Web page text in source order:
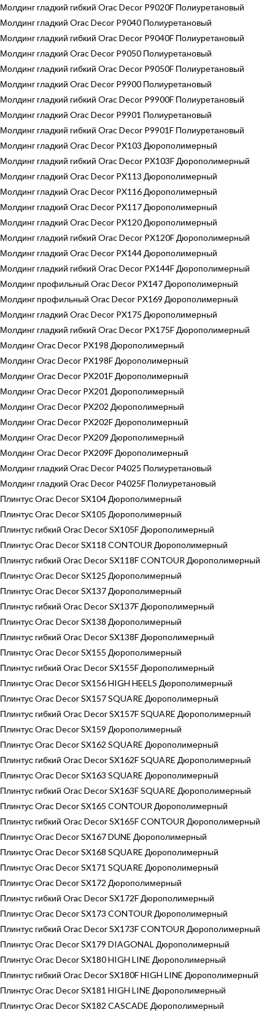
Молдинг гладкий гибкий Orac Decor P9020F Полиуретановый
Молдинг гладкий Orac Decor P9040 Полиуретановый
Молдинг гладкий гибкий Orac Decor P9040F Полиуретановый
Молдинг гладкий Orac Decor P9050 Полиуретановый
Молдинг гладкий гибкий Orac Decor P9050F Полиуретановый
Молдинг гладкий Orac Decor P9900 Полиуретановый
Молдинг гладкий гибкий Orac Decor P9900F Полиуретановый
Молдинг гладкий Orac Decor P9901 Полиуретановый
Молдинг гладкий гибкий Orac Decor P9901F Полиуретановый
Молдинг гладкий Orac Decor PX103 Дюрополимерный
Молдинг гладкий гибкий Orac Decor PX103F Дюрополимерный
Молдинг гладкий Orac Decor PX113 Дюрополимерный
Молдинг гладкий Orac Decor PX116 Дюрополимерный
Молдинг гладкий Orac Decor PX117 Дюрополимерный
Молдинг гладкий Orac Decor PX120 Дюрополимерный
Молдинг гладкий гибкий Orac Decor PX120F Дюрополимерный
Молдинг гладкий Orac Decor PX144 Дюрополимерный
Молдинг гладкий гибкий Orac Decor PX144F Дюрополимерный
Молдинг профильный Orac Decor PX147 Дюрополимерный
Молдинг профильный Orac Decor PX169 Дюрополимерный
Молдинг гладкий Orac Decor PX175 Дюрополимерный
Молдинг гладкий гибкий Orac Decor PX175F Дюрополимерный
Молдинг Orac Decor PX198 Дюрополимерный
Молдинг Orac Decor PX198F Дюрополимерный
Молдинг Orac Decor PX201F Дюрополимерный
Молдинг Orac Decor PX201 Дюрополимерный
Молдинг Orac Decor PX202 Дюрополимерный
Молдинг Orac Decor PX202F Дюрополимерный
Молдинг Orac Decor PX209 Дюрополимерный
Молдинг Orac Decor PX209F Дюрополимерный
Молдинг гладкий Orac Decor P4025 Полиуретановый
Молдинг гладкий Orac Decor P4025F Полиуретановый
Плинтус Orac Decor SX104 Дюрополимерный
Плинтус Orac Decor SX105 Дюрополимерный
Плинтус гибкий Orac Decor SX105F Дюрополимерный
Плинтус Orac Decor SX118 CONTOUR Дюрополимерный
Плинтус гибкий Orac Decor SX118F CONTOUR Дюрополимерный
Плинтус Orac Decor SX125 Дюрополимерный
Плинтус Orac Decor SX137 Дюрополимерный
Плинтус гибкий Orac Decor SX137F Дюрополимерный
Плинтус Orac Decor SX138 Дюрополимерный
Плинтус гибкий Orac Decor SX138F Дюрополимерный
Плинтус Orac Decor SX155 Дюрополимерный
Плинтус гибкий Orac Decor SX155F Дюрополимерный
Плинтус Orac Decor SX156 HIGH HEELS Дюрополимерный
Плинтус Orac Decor SX157 SQUARE Дюрополимерный
Плинтус гибкий Orac Decor SX157F SQUARE Дюрополимерный
Плинтус Orac Decor SX159 Дюрополимерный
Плинтус Orac Decor SX162 SQUARE Дюрополимерный
Плинтус гибкий Orac Decor SX162F SQUARE Дюрополимерный
Плинтус Orac Decor SX163 SQUARE Дюрополимерный
Плинтус гибкий Orac Decor SX163F SQUARE Дюрополимерный
Плинтус Orac Decor SX165 CONTOUR Дюрополимерный
Плинтус гибкий Orac Decor SX165F CONTOUR Дюрополимерный
Плинтус Orac Decor SX167 DUNE Дюрополимерный
Плинтус Orac Decor SX168 SQUARE Дюрополимерный
Плинтус Orac Decor SX171 SQUARE Дюрополимерный
Плинтус Orac Decor SX172 Дюрополимерный
Плинтус гибкий Orac Decor SX172F Дюрополимерный
Плинтус Orac Decor SX173 CONTOUR Дюрополимерный
Плинтус гибкий Orac Decor SX173F CONTOUR Дюрополимерный
Плинтус Orac Decor SX179 DIAGONAL Дюрополимерный
Плинтус Orac Decor SX180 HIGH LINE Дюрополимерный
Плинтус гибкий Orac Decor SX180F HIGH LINE Дюрополимерный
Плинтус Orac Decor SX181 HIGH LINE Дюрополимерный
Плинтус Orac Decor SX182 CASCADE Дюрополимерный